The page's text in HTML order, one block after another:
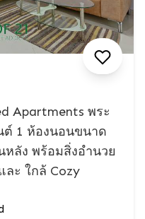
Apartments พระ
ต์ 1 ห้องนอนขนาด
ลัง พร้อมสิ่งอำนวย
ะ ใกล้ Cozy